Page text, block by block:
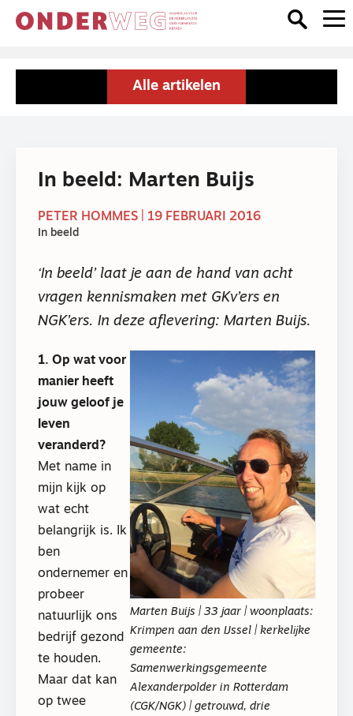
Alle artikelen
In beeld: Marten Buijs
PETER HOMMES | 19 FEBRUARI 2016
In beeld
‘In beeld’ laat je aan de hand van acht
vragen kennismaken met GKv’ers en
NGK’ers. In deze aflevering: Marten Buijs.
Marten Buijs | 33 jaar | woonplaats:
Krimpen aan den IJssel | kerkelĳke
gemeente:
Samenwerkingsgemeente
Alexanderpolder in Rotterdam
(CGK/NGK) | getrouwd, drie
1. Op wat voor
manier heeft
jouw geloof je
leven
veranderd?
Met name in
mijn kijk op
wat echt
belangrijk is. Ik
ben
ondernemer en
probeer
natuurlijk ons
bedrijf gezond
te houden.
Maar dat kan
op twee